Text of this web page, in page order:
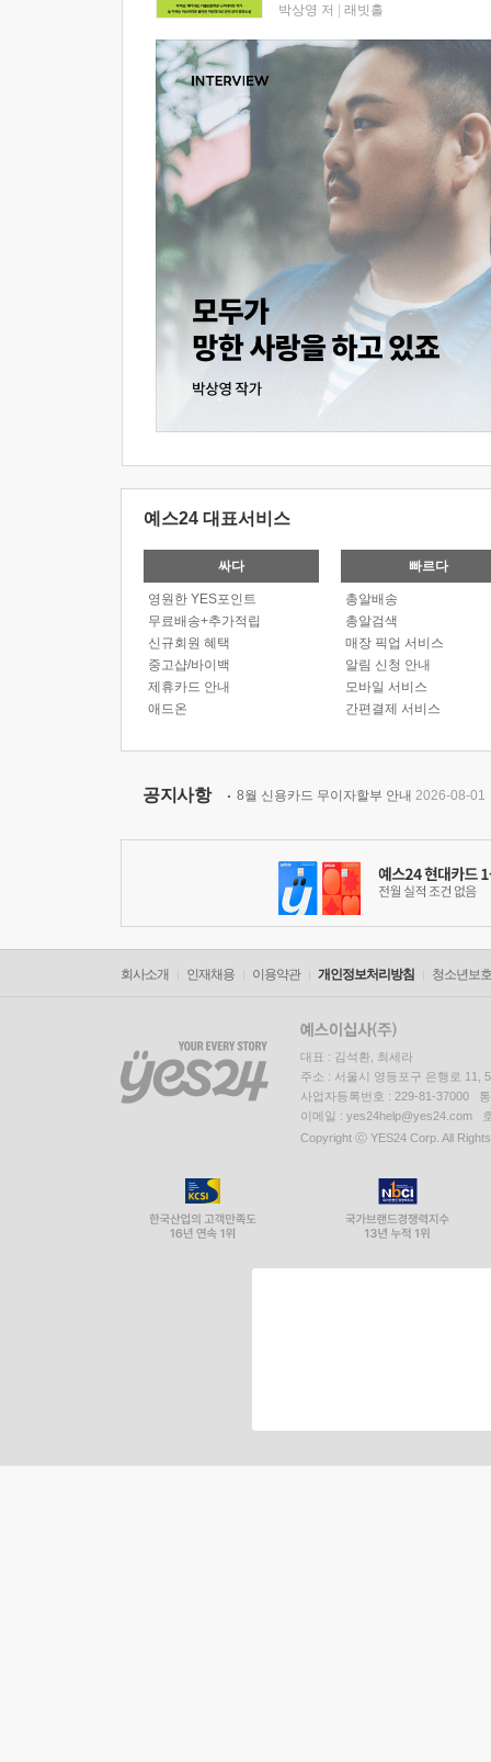
박상영 저 래빗홀
예스24 대표서비스
싸다
영원한 YES포인트
무료배송+추가적립
신규회원 혜택
중고샵/바이백
제휴카드 안내
애드온
빠르다
총알배송
총알검색
매장 픽업 서비스
알림 신청 안내
모바일 서비스
간편결제 서비스
공지사항 8월 신용카드 무이자할부 안내 2026-08-01
회사소개 인재채용 이용약관 개인정보처리방침 청소년보
대표 : 김석환, 최세라
주소 : 서울시 영등포구 은행로 11,
사업자등록번호 : 229-81-37000
이메일 : yes24help@yes24.com
Copyright ⓒ YES24 Corp. All